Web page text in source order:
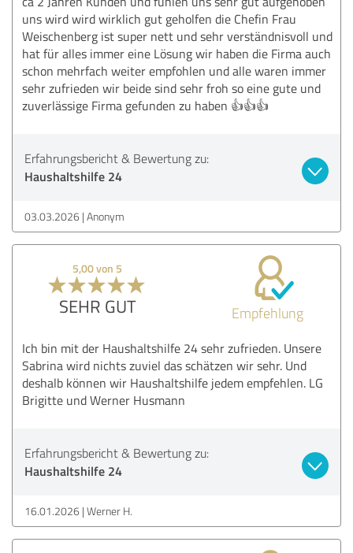
uns wird wird wirklich gut geholfen die Chefin Frau
Weischenberg ist super nett und sehr verständnisvoll und
hat für alles immer eine Lösung wir haben die Firma auch
schon mehrfach weiter empfohlen und alle waren immer
sehr zufrieden wir beide sind sehr froh so eine gute und
zuverlässige Firma gefunden zu haben 👍👍👍
Erfahrungsbericht & Bewertung zu:
Haushaltshilfe 24
03.03.2026 Anonym
5,00 von 5
SEHR GUT Empfehlung
Ich bin mit der Haushaltshilfe 24 sehr zufrieden. Unsere
Sabrina wird nichts zuviel das schätzen wir sehr. Und
deshalb können wir Haushaltshilfe jedem empfehlen. LG
Brigitte und Werner Husmann
Erfahrungsbericht & Bewertung zu:
Haushaltshilfe 24
16.01.2026 Werner H.